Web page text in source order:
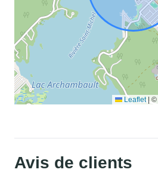
Leaflet ©
Avis de clients